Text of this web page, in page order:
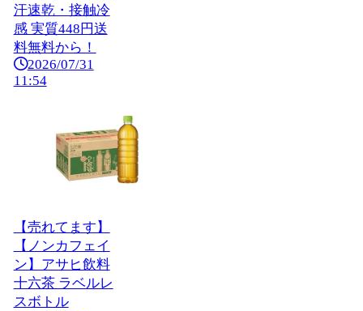
汗速乾・接触冷
感 実質448円送
料無料から！
2026/07/31
11:54
【売れてます】
【ノンカフェイ
ン】アサヒ飲料
十六茶 ラベルレ
スボトル